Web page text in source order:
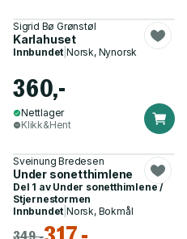
Sigrid Bø Grønstøl
Karlahuset
Innbundet |Norsk, Nynorsk
360,-
Nettlager
Klikk&Hent
Sveinung Bredesen
Under sonetthimlene
Del 1 av Under sonetthimlene /
Stjernestormen
Innbundet |Norsk, Bokmål
349,-